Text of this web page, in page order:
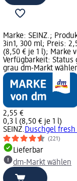
Marke: SEINZ.;
3in1, 300 ml; Preis:
(8,50 € je 1 l); Marke
Verfügbarkeit: Status
grau dm-Markt
2,55 €
0,3 l (8,50 € je 1 l)
SEINZ. Duschgel fresh
(221)
Lieferbar
dm-Markt wählen